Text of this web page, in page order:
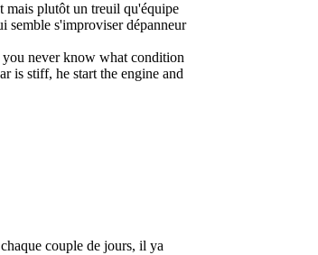
mais plutôt un treuil qu'équipe
semble s'improviser dépanneur
you never know what condition
is stiff, he start the engine and
couple de jours, il ya